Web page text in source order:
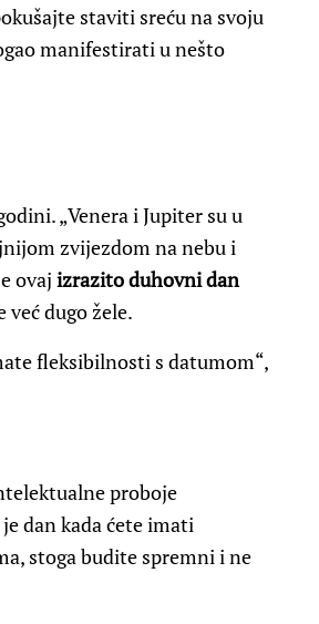
staviti sreću na svoju
manifestirati u nešto
„Venera i Jupiter su u
zvijezdom na nebu i
ovaj izrazito duhovni dan
dugo žele.
fleksibilnosti s datumom“,
proboje
dan kada ćete imati
stoga budite spremni i ne